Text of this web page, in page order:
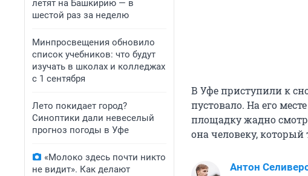
летят на Башкирию — в
шестой раз за неделю
Минпросвещения обновило
список учебников: что будут
изучать в школах и колледжах
с 1 сентября
Лето покидает город?
Синоптики дали невеселый
прогноз погоды в Уфе
«Молоко здесь почти никто
не видит». Как делают
В Уфе приступили к
пустовало. На его
площадку жадно
она человеку, который
Антон